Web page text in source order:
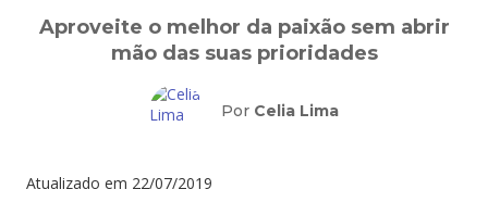
Aproveite o melhor da paixão sem abrir
mão das suas prioridades
Por Celia Lima
Atualizado em 22/07/2019